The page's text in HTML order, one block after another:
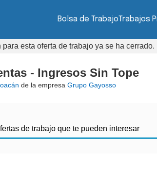
Bolsa de TrabajoTrabajos
esta oferta de trabajo ya se ha
- Ingresos Sin Tope
de la empresa Grupo Gayosso
de trabajo que te pueden interesar